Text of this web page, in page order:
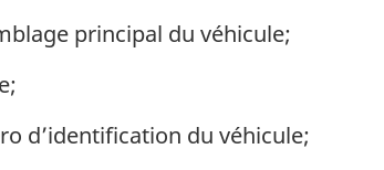
principal du véhicule;
d’identification du véhicule;